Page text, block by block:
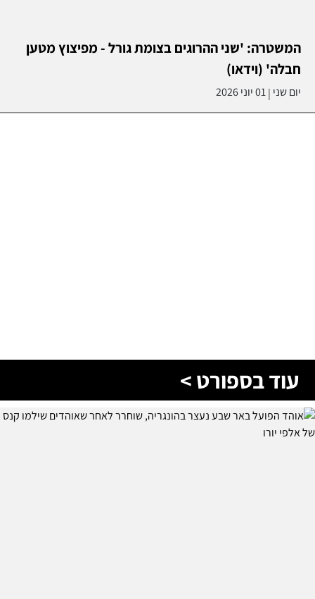
המשטרה: 'שני ההרוגים בצומת גורל - מפיצוץ מטען
חבלה' (וידאו)
יום שני |01 יוני 2026
עוד בספורט >